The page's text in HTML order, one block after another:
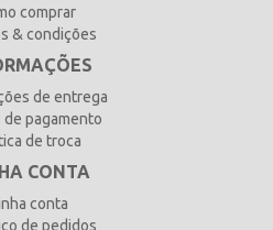
comprar
& condições
de entrega
de pagamento
de troca
CONTA
conta
de pedidos